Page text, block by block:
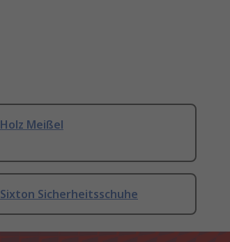
Holz Meißel
Sixton Sicherheitsschuhe